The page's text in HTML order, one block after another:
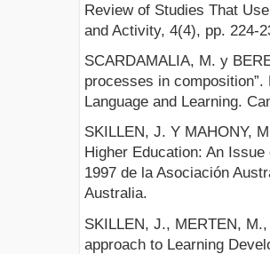
Review of Studies That
and Activity, 4(4), pp. 224-
SCARDAMALIA, M. y
processes in
Language and Learning.
SKILLEN, J. Y MAHONY,
Higher Education: An
1997 de la Asociación
Australia.
SKILLEN, J., MERTEN,
approach to Learning